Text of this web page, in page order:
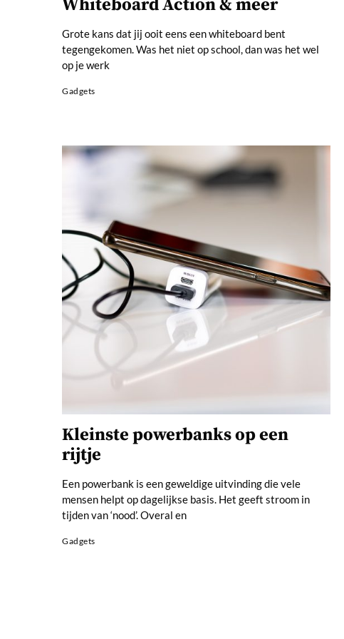
Whiteboard Action & meer
Grote kans dat jij ooit eens een whiteboard bent
tegengekomen. Was het niet op school, dan was het wel
op je werk
Gadgets
Kleinste powerbanks op een
rijtje
Een powerbank is een geweldige uitvinding die vele
mensen helpt op dagelijkse basis. Het geeft stroom in
tijden van ‘nood’. Overal en
Gadgets